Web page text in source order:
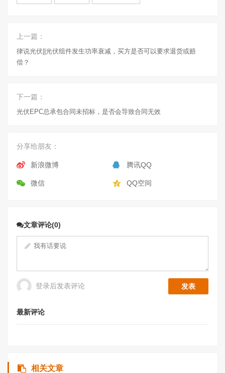
上一篇：
律说光伏||光伏组件发生功率衰减，买方是否可以要求退货或赔
偿？
下一篇：
光伏EPC总承包合同未招标，是否会导致合同无效
分享给朋友：
新浪微博 腾讯QQ
微信 QQ空间
文章评论(0)
登录后发表评论
最新评论
相关文章